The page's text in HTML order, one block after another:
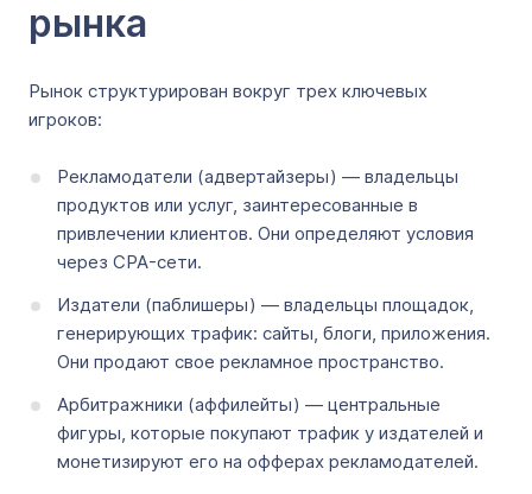
рынка
Рынок структурирован вокруг трех ключевых
игроков:
Рекламодатели (адвертайзеры) — владельцы
продуктов или услуг, заинтересованные в
привлечении клиентов. Они определяют условия
через CPA-сети.
Издатели (паблишеры) — владельцы площадок,
генерирующих трафик: сайты, блоги, приложения.
Они продают свое рекламное пространство.
Арбитражники (аффилейты) — центральные
фигуры, которые покупают трафик у издателей и
монетизируют его на офферах рекламодателей.